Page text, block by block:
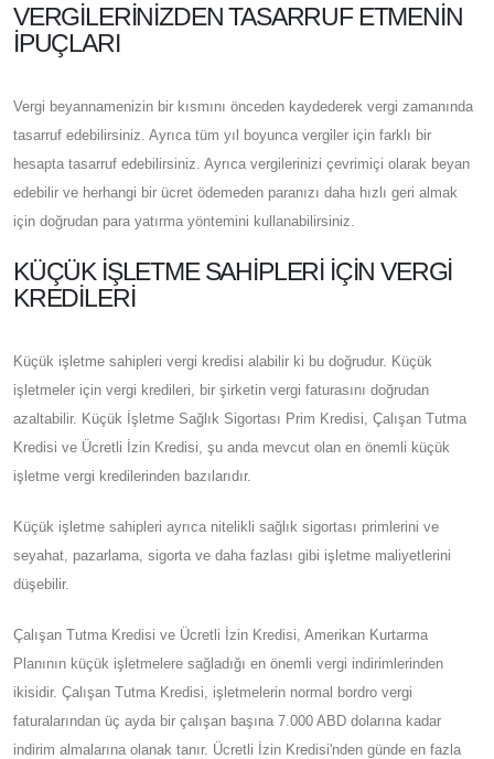
VERGILERINIZDEN TASARRUF ETMENIN
İPUÇLARI
Vergi beyannamenizin bir kısmını önceden kaydederek vergi zamanında
tasarruf edebilirsiniz. Ayrıca tüm yıl boyunca vergiler için farklı bir
hesapta tasarruf edebilirsiniz. Ayrıca vergilerinizi çevrimiçi olarak beyan
edebilir ve herhangi bir ücret ödemeden paranızı daha hızlı geri almak
için doğrudan para yatırma yöntemini kullanabilirsiniz.
KÜÇÜK İŞLETME SAHIPLERI IÇIN VERGI
KREDILERI
Küçük işletme sahipleri vergi kredisi alabilir ki bu doğrudur. Küçük
işletmeler için vergi kredileri, bir şirketin vergi faturasını doğrudan
azaltabilir. Küçük İşletme Sağlık Sigortası Prim Kredisi, Çalışan Tutma
Kredisi ve Ücretli İzin Kredisi, şu anda mevcut olan en önemli küçük
işletme vergi kredilerinden bazılarıdır.
Küçük işletme sahipleri ayrıca nitelikli sağlık sigortası primlerini ve
seyahat, pazarlama, sigorta ve daha fazlası gibi işletme maliyetlerini
düşebilir.
Çalışan Tutma Kredisi ve Ücretli İzin Kredisi, Amerikan Kurtarma
Planının küçük işletmelere sağladığı en önemli vergi indirimlerinden
ikisidir. Çalışan Tutma Kredisi, işletmelerin normal bordro vergi
faturalarından üç ayda bir çalışan başına 7.000 ABD dolarına kadar
indirim almalarına olanak tanır. Ücretli İzin Kredisi'nden günde en fazla